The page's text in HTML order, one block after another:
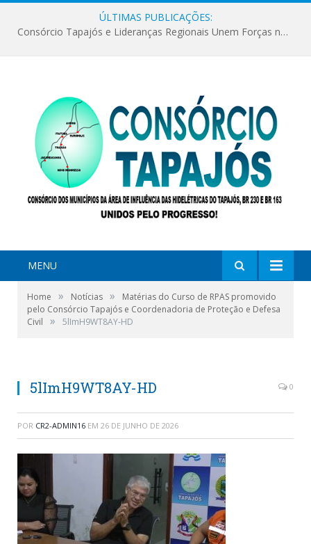
ÚLTIMAS PUBLICAÇÕES:
Consórcio Tapajós e Lideranças Regionais Unem Forças no Movimento Avança Tapajós.
MENU
Home » Notícias »
Matérias do Curso de RPAS promovido
pelo Consórcio Tapajós e Coordenadoria de Proteção e Defesa
Civil
» 5lImH9WT8AY-HD
5lImH9WT8AY-HD 0
POR CR2-ADMIN16 EM 26 DE JUNHO DE 2026